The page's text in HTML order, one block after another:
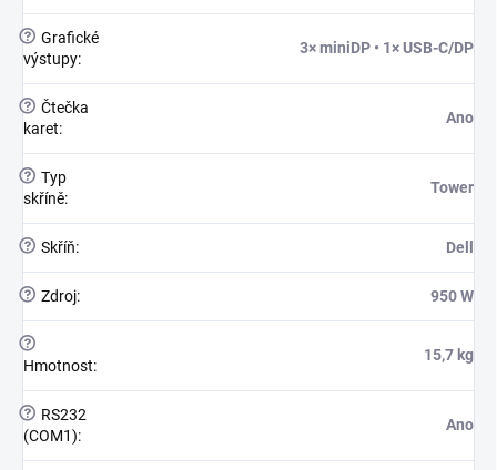
? Grafické
výstupy:
3× miniDP • 1× USB-C/DP
? Čtečka
karet:
Ano
? Typ
skříně:
Tower
? Skříň: Dell
? Zdroj: 950 W
?
Hmotnost:
15,7 kg
?
RS232
(COM1):
Ano